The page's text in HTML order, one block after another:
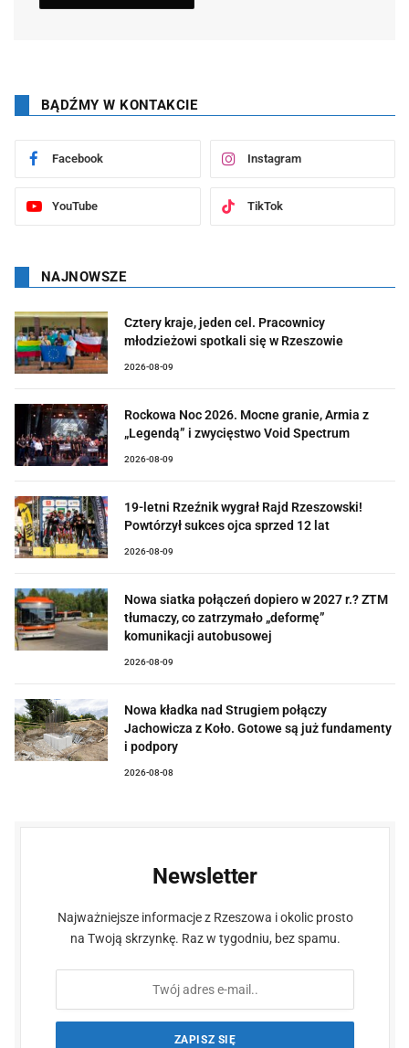
BĄDŹMY W KONTAKCIE
Facebook Instagram
YouTube TikTok
NAJNOWSZE
Cztery kraje, jeden cel. Pracownicy
młodzieżowi spotkali się w Rzeszowie
2026-08-09
Rockowa Noc 2026. Mocne granie, Armia z
„Legendą” i zwycięstwo Void Spectrum
2026-08-09
19-letni Rzeźnik wygrał Rajd Rzeszowski!
Powtórzył sukces ojca sprzed 12 lat
2026-08-09
Nowa siatka połączeń dopiero w 2027 r.? ZTM
tłumaczy, co zatrzymało „deformę”
komunikacji autobusowej
2026-08-09
Nowa kładka nad Strugiem połączy
Jachowicza z Koło. Gotowe są już fundamenty
i podpory
2026-08-08
Newsletter
Najważniejsze informacje z Rzeszowa i okolic prosto
na Twoją skrzynkę. Raz w tygodniu, bez spamu.